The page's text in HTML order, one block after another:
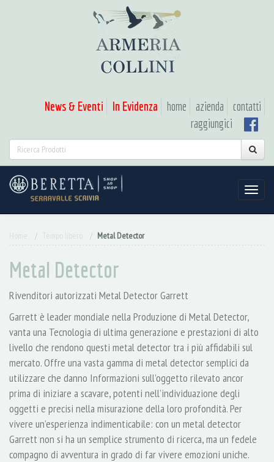
News & Eventi In Evidenza home azienda
contatti
raggiungici
Metal Detector
Metal Detector
Rivenditori autorizzati Metal Detector Garrett
Garrett è leader mondiale nella Produzione di Metal Detector,
vanta una Tecnologia di ultima generazione e prestazioni di alto
livello che rendono questi metal detector tra i più affidabili sul
mercato. Offre una vasta gamma di metal detector semplici da
utilizzare che danno Informazioni sull’oggetto rilevato ancor
prima di iniziare a scavare, potenti nell’individuazione degli
oggetti e precisi nella misurazione della loro profondità. Per
vivere un’esperienza indimenticabile: con un metal detector
Garrett non si ha un semplice strumento di ricerca, ma un fedele
compagno di avventura in grado di far vivere emozioni uniche.